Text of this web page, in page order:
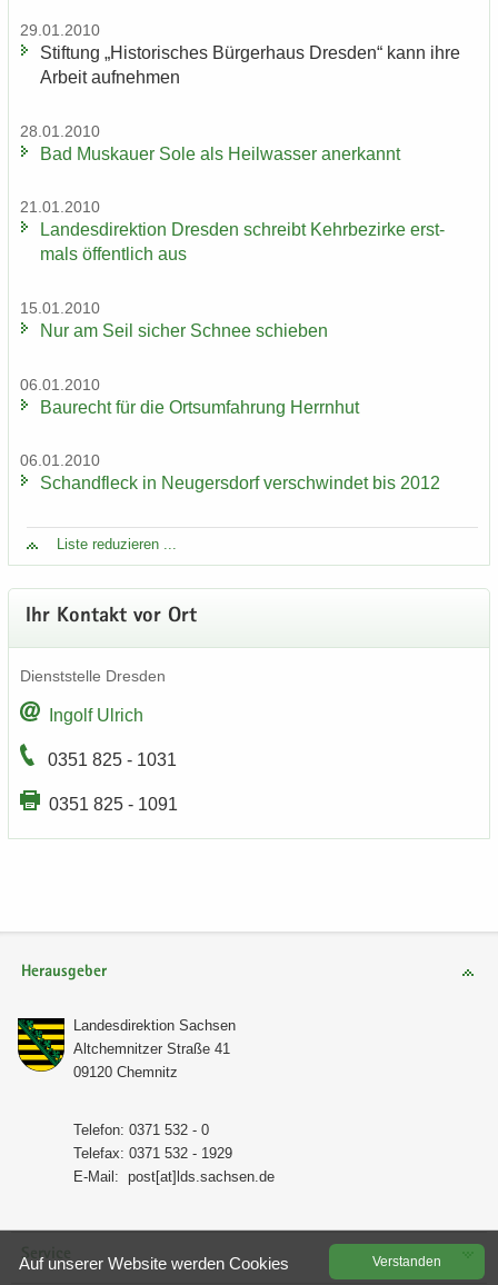
29.01.2010
Stif­tung „His­to­ri­sches Bür­ger­haus Dres­den“ kann ihre
Ar­beit auf­neh­men
28.01.2010
Bad Mus­kau­er Sole als Heil­was­ser an­er­kannt
21.01.2010
Lan­des­di­rek­ti­on Dres­den schreibt Kehr­be­zir­ke erst­
mals öf­fent­lich aus
15.01.2010
Nur am Seil si­cher Schnee schie­ben
06.01.2010
Bau­recht für die Orts­um­fah­rung Herrn­hut
06.01.2010
Schand­fleck in Neu­gers­dorf ver­schwin­det bis 2012
Liste re­du­zie­ren ...
Ihr Kon­takt vor Ort
Dienst­stel­le Dres­den
In­golf Ul­rich
0351 825 - 1031
0351 825 - 1091
Herausgeber
Lan­des­di­rek­ti­on Sach­sen
Alt­chem­nit­zer Stra­ße 41
09120 Chem­nitz
Te­le­fon: 0371 532 - 0
Te­le­fax: 0371 532 - 1929
E-​Mail: post[at]lds.sach­sen.de
Service Ver­stan­den
Auf un­se­rer Web­site wer­den Coo­kies